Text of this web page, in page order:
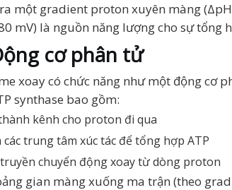
một gradient proton xuyên màng
mV) là nguồn năng lượng cho sự tổng
cơ phân tử
xoay có chức năng như một động
synthase bao gồm:
kênh cho proton đi qua
trung tâm xúc tác để tổng hợp ATP
truyền chuyển động xoay từ dòng proton
gian màng xuống ma trận (theo